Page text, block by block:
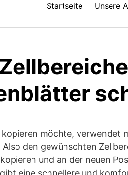
Startseite Unsere
kopieren möchte, verwendet
Also den gewünschten
und an der neuen
eine schnellere und